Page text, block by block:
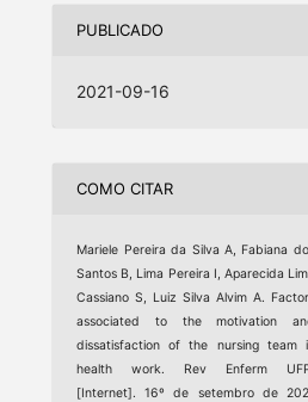
PUBLICADO
2021-09-16
COMO CITAR
Mariele Pereira da Silva A, Fabiana
Santos B, Lima Pereira I, Aparecida
Cassiano S, Luiz Silva Alvim A.
associated to the motivation
dissatisfaction of the nursing team
health work. Rev Enferm
[Internet]. 16º de setembro de